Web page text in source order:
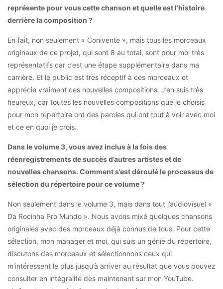
représente pour vous cette chanson et quelle est l’histoire
derrière la composition ?
En fait, non seulement « Conivente », mais tous les morceaux
originaux de ce projet, qui sont 8 au total, sont pour moi très
représentatifs car c’est une étape supplémentaire dans ma
carrière. Et le public est très réceptif à ces morceaux et
apprécie vraiment ces nouvelles compositions. J’en suis très
heureux, car toutes les nouvelles compositions que je choisis
pour mon répertoire ont des paroles qui ont tout à voir avec moi
et ce en quoi je crois.
Dans le volume 3, vous avez inclus à la fois des
réenregistrements de succès d’autres artistes et de
nouvelles chansons. Comment s’est déroulé le processus de
sélection du répertoire pour ce volume ?
Non seulement dans le volume 3, mais dans tout l’audiovisuel «
Da Rocinha Pro Mundo ». Nous avons mixé quelques chansons
originales avec des morceaux déjà connus de tous. Pour cette
sélection, mon manager et moi, qui suis un génie du répertoire,
discutons des morceaux et sélectionnons ceux qui
m’intéressent le plus jusqu’à arriver au résultat que vous pouvez
consulter en intégralité dès maintenant sur mon YouTube.